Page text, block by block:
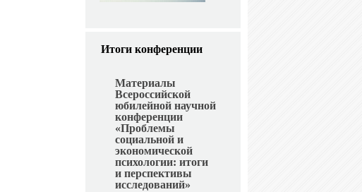
Итоги конференции
Материалы
Всероссийской
юбилейной научной
конференции
«Проблемы
социальной и
экономической
психологии: итоги
и перспективы
исследований»